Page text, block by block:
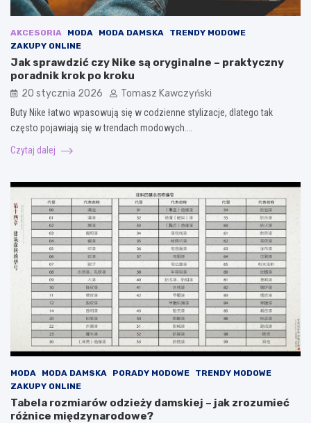
AKCESORIA MODA MODA DAMSKA
TRENDY MODOWE
ZAKUPY ONLINE
Jak sprawdzić czy Nike są oryginalne – praktyczny
poradnik krok po kroku
20 stycznia 2026 Tomasz Kawczyński
Buty Nike łatwo wpasowują się w codzienne stylizacje, dlatego tak
często pojawiają się w trendach modowych.…
Czytaj dalej
MODA MODA DAMSKA PORADY MODOWE
TRENDY MODOWE
ZAKUPY ONLINE
Tabela rozmiarów odzieży damskiej – jak zrozumieć
różnice międzynarodowe?